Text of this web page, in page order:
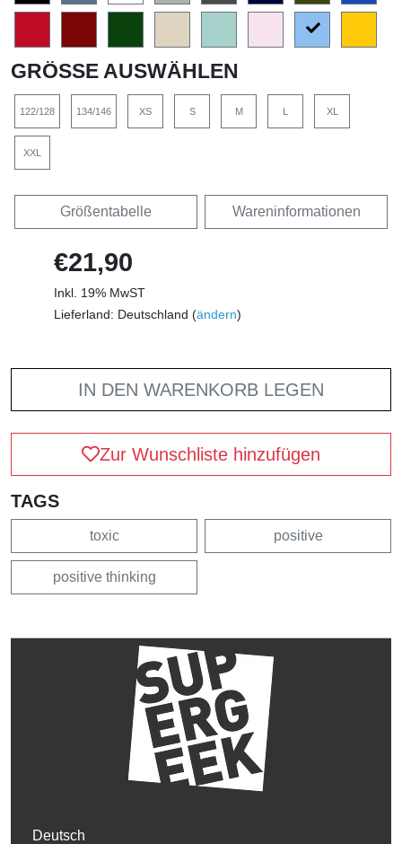
GRÖSSE AUSWÄHLEN
122/128 134/146 XS S M L XL
XXL
Größentabelle Wareninformationen
€21,90
Inkl. 19% MwST
Lieferland: Deutschland (ändern)
IN DEN WARENKORB LEGEN
Zur Wunschliste hinzufügen
TAGS
toxic positive
positive thinking
Deutsch